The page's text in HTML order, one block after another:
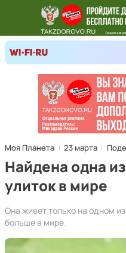
Моя Планета 23 марта
Найдена одна
улиток в мире
Она живет только на одном
больше в мире.